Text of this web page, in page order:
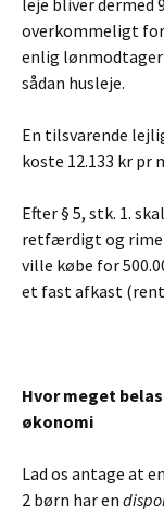
leje bliver dermed
overkommeligt
enlig lønmodtager
sådan husleje.
En tilsvarende
koste 12.133 kr pr
Efter § 5, stk. 1.
retfærdigt og
ville købe for
et fast afkast
Hvor meget
økonomi
Lad os antage at
2 børn har en